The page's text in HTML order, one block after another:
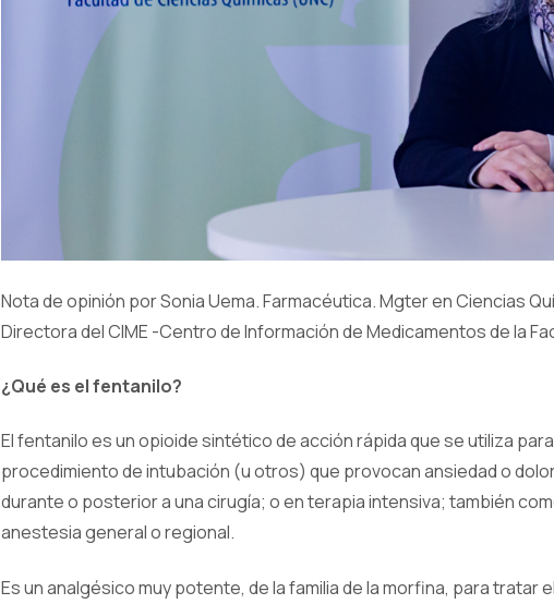
Nota de opinión por Sonia Uema. Farmacéutica. Mgter en Ciencias
Directora del CIME -Centro de Información de Medicamentos de la
¿Qué es el fentanilo?
El fentanilo es un opioide sintético de acción rápida que se utiliza
procedimiento de intubación (u otros) que provocan ansiedad o
durante o posterior a una cirugía; o en terapia intensiva; también
anestesia general o regional.
Es un analgésico muy potente, de la familia de la morfina, para tratar